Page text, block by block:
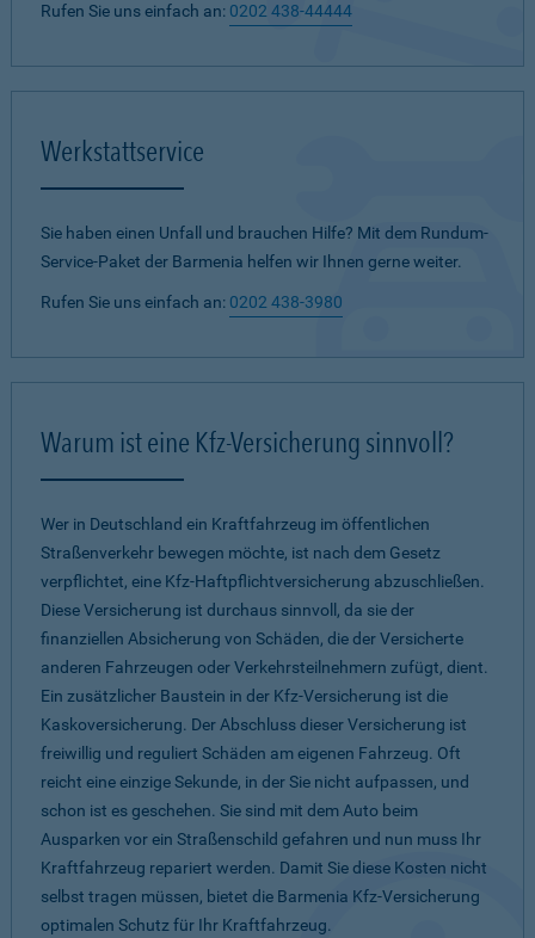
Rufen Sie uns einfach an: 0202 438-44444
Werkstattservice
Sie haben einen Unfall und brauchen Hilfe? Mit dem Rundum-
Service-Paket der Barmenia helfen wir Ihnen gerne weiter.
Rufen Sie uns einfach an: 0202 438-3980
Warum ist eine Kfz-Versicherung sinnvoll?
Wer in Deutschland ein Kraftfahrzeug im öffentlichen
Straßenverkehr bewegen möchte, ist nach dem Gesetz
verpflichtet, eine Kfz-Haftpflichtversicherung abzuschließen.
Diese Versicherung ist durchaus sinnvoll, da sie der
finanziellen Absicherung von Schäden, die der Versicherte
anderen Fahrzeugen oder Verkehrsteilnehmern zufügt, dient.
Ein zusätzlicher Baustein in der Kfz-Versicherung ist die
Kaskoversicherung. Der Abschluss dieser Versicherung ist
freiwillig und reguliert Schäden am eigenen Fahrzeug. Oft
reicht eine einzige Sekunde, in der Sie nicht aufpassen, und
schon ist es geschehen. Sie sind mit dem Auto beim
Ausparken vor ein Straßenschild gefahren und nun muss Ihr
Kraftfahrzeug repariert werden. Damit Sie diese Kosten nicht
selbst tragen müssen, bietet die Barmenia Kfz-Versicherung
optimalen Schutz für Ihr Kraftfahrzeug.